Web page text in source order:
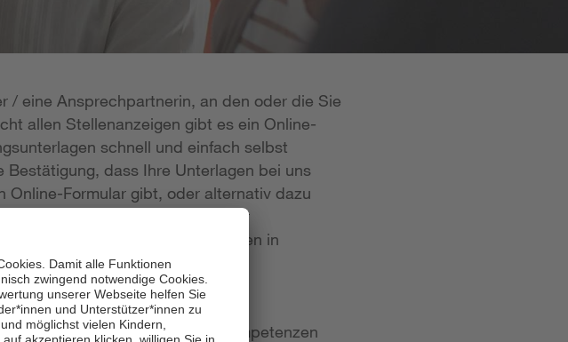
/ eine Ansprechpartnerin, an den oder die Sie
allen Stellenanzeigen gibt es ein Online-
schnell und einfach selbst
dass Ihre Unterlagen bei uns
Online-Formular gibt, oder alternativ dazu
die E-Mail-Adresse ist in der
wir weiterhin auch Bewerbungen in
Ihren Fähigkeiten und Kompetenzen